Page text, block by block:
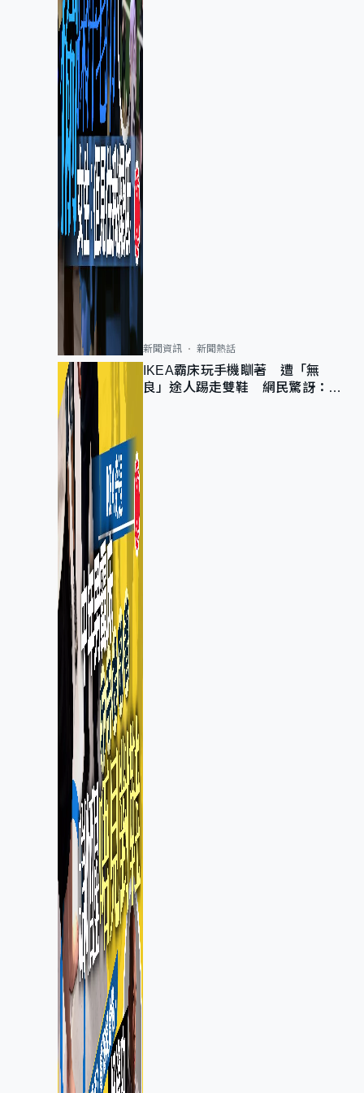
新聞資訊 新聞熱話
IKEA霸床玩手機瞓著 遭「無
良」途人踢走雙鞋 網民驚訝：冇